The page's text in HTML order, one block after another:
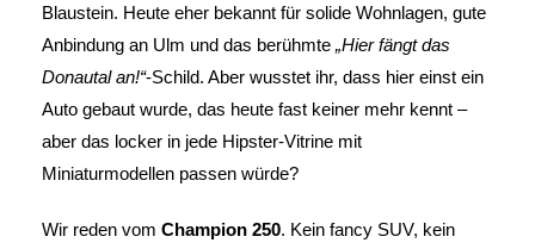
Blaustein. Heute eher bekannt für solide Wohnlagen, gute
Anbindung an Ulm und das berühmte „Hier fängt das
Donautal an!“-Schild. Aber wusstet ihr, dass hier einst ein
Auto gebaut wurde, das heute fast keiner mehr kennt –
aber das locker in jede Hipster-Vitrine mit
Miniaturmodellen passen würde?
Wir reden vom Champion 250. Kein fancy SUV, kein